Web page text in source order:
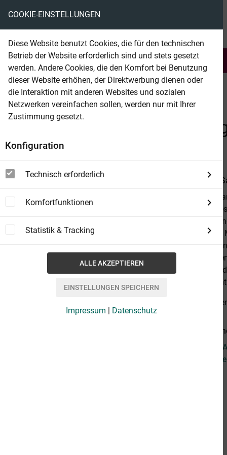
Serien & Abo Belletristik
beam Belletristik Erotik BDSM
Beam Shop
Chronik einer
Totale Versklavung in 6 Monaten (alle 6 Bände)
Robert
Als Robert
Aura. Doch
Lorena
darauf ein,
ist, wie sie
seinen
Lorenas
alles
Fragen zum
Weitere
COOKIE-EINSTELLUNGEN
Diese Website benutzt Cookies, die für den technischen
Betrieb der Website erforderlich sind und stets gesetzt
werden. Andere Cookies, die den Komfort bei Benutzung
dieser Website erhöhen, der Direktwerbung dienen oder
die Interaktion mit anderen Websites und sozialen
Netzwerken vereinfachen sollen, werden nur mit Ihrer
Zustimmung gesetzt.
Konfiguration
Technisch erforderlich
Komfortfunktionen
Statistik & Tracking
Impressum | Datenschutz